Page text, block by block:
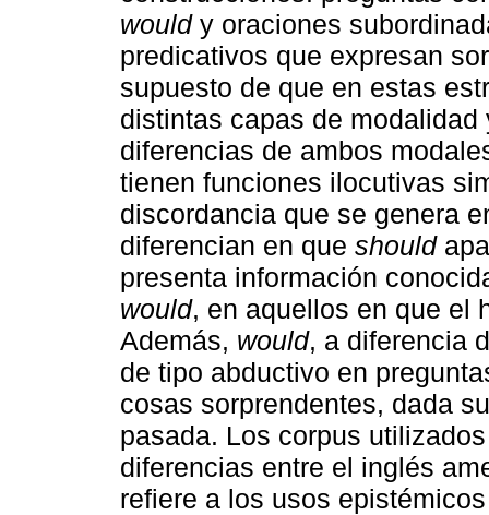
wouldy oraciones
predicativos que expresan
supuesto de que en estas
distintas capas de
diferencias de ambos
tienen funciones ilocutivas
discordancia que se genera
diferencian en que should
presenta información
would, en aquellos en que el
Además, would, a diferencia
de tipo abductivo en
cosas sorprendentes, dada
pasada. Los corpus
diferencias entre el inglés
refiere a los usos